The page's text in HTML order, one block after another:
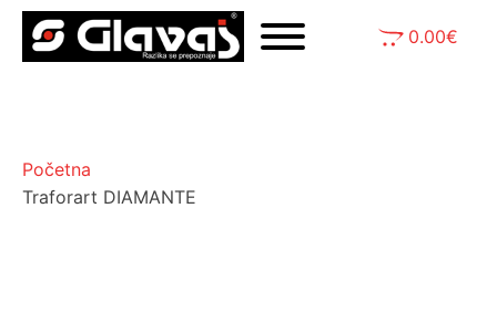
0.00€
Početna
Traforart DIAMANTE